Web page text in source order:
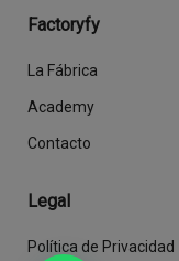
Factoryfy
La Fábrica
Academy
Contacto
Legal
Política de Privacidad